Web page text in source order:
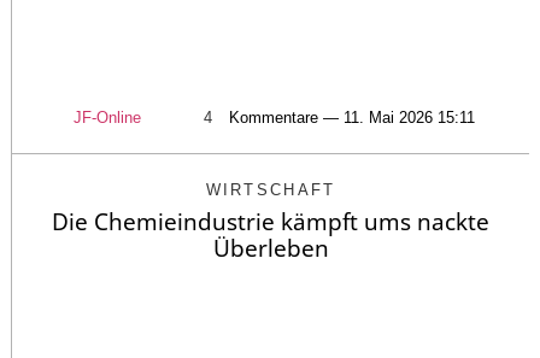
JF-Online 4 Kommentare — 11. Mai 2026 15:11
WIRTSCHAFT
Die Chemieindustrie kämpft ums nackte
Überleben